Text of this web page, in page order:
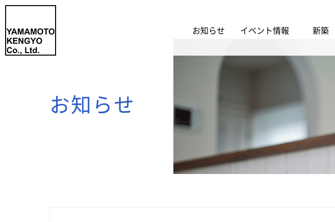
お知らせ イベント情報 新築
お知らせ